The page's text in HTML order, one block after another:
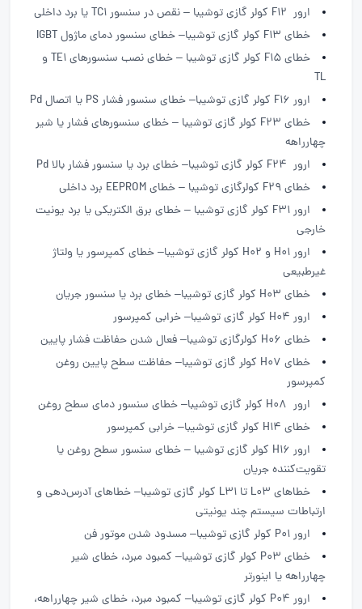
ارور F12 کولر گازی توشیبا – نقص در سنسور TC1 یا برد داخلی
خطای F13 کولر گازی توشیبا– خطای سنسور دمای ماژول IGBT
خطای F15 کولر گازی توشیبا – خطای نصب سنسورهای TE1 و
TL
ارور F16 کولر گازی توشیبا– خطای سنسور فشار PS یا اتصال Pd
خطای F23 کولر گازی توشیبا – خطای سنسورهای فشار یا شیر
چهارراهه
ارور F24 کولر گازی توشیبا– خطای برد یا سنسور فشار بالا Pd
خطای F29 کولرگازی توشیبا – خطای EEPROM برد داخلی
ارور F31 کولر گازی توشیبا – خطای برق الکتریکی یا برد یونیت
خارجی
ارور H01 و H02 کولر گازی توشیبا– خطای کمپرسور یا ولتاژ
غیرطبیعی
خطای H03 کولر گازی توشیبا– خطای برد یا سنسور جریان
ارور H04 کولر گازی توشیبا– خرابی کمپرسور
خطای H06 کولرگازی توشیبا– فعال شدن حفاظت فشار پایین
خطای H07 کولر گازی توشیبا– حفاظت سطح پایین روغن
کمپرسور
ارور H08 کولر گازی توشیبا– خطای سنسور دمای سطح روغن
خطای H14 کولر گازی توشیبا– خرابی کمپرسور
ارور H16 کولر گازی توشیبا – خطای سنسور سطح روغن یا
تقویت‌کننده جریان
خطاهای L03 تا L31 کولر گازی توشیبا– خطاهای آدرس‌دهی و
ارتباطات سیستم چند یونیتی
ارور P01 کولر گازی توشیبا– مسدود شدن موتور فن
خطای P03 کولر گازی توشیبا– کمبود مبرد، خطای شیر
چهارراهه یا اینورتر
ارور P04 کولر گازی توشیبا– کمبود مبرد، خطای شیر چهارراهه،